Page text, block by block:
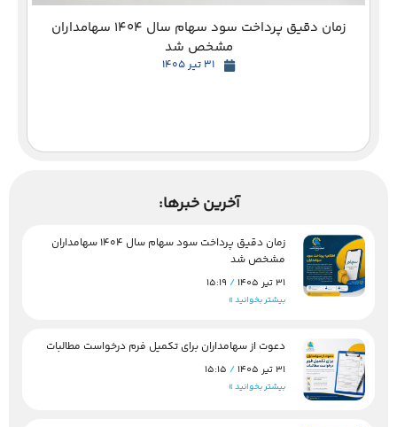
زمان دقیق پرداخت سود سهام سال 1404 سهامداران
مشخص شد
31 تیر 1405
آخرین خبرها:
زمان دقیق پرداخت سود سهام سال 1404 سهامداران
مشخص شد
31 تیر 1405
بیشتر بخوانید »
دعوت از سهامداران برای تکمیل فرم درخواست مطالبات
31 تیر 1405
بیشتر بخوانید »